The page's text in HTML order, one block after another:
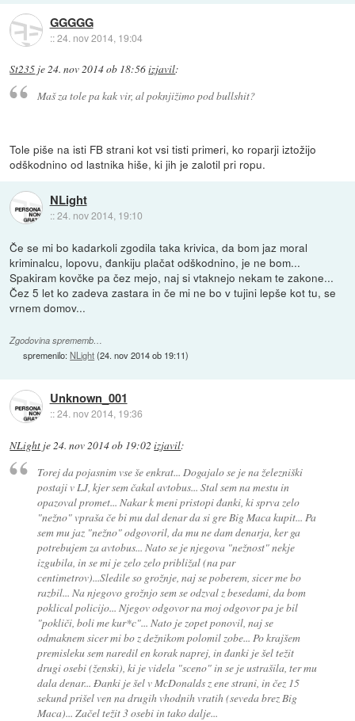
GGGGG
::24. nov 2014, 19:04
St235 je24. nov 2014 ob 18:56izjavil:
Maš za tole pa kak vir, al poknjižimo pod bullshit?
Tole piše na isti FB strani kot vsi tisti primeri, ko roparji iztožijo
odškodnino od lastnika hiše, ki jih je zalotil pri ropu.
NLight
::24. nov 2014, 19:10
Če se mi bo kadarkoli zgodila taka krivica, da bom jaz moral
kriminalcu, lopovu, đankiju plačat odškodnino, je ne bom...
Spakiram kovčke pa čez mejo, naj si vtaknejo nekam te zakone...
Čez 5 let ko zadeva zastara in če mi ne bo v tujini lepše kot tu, se
vrnem domov...
Zgodovina sprememb…
spremenilo:NLight(24. nov 2014 ob 19:11)
Unknown_001
::24. nov 2014, 19:36
NLight je24. nov 2014 ob 19:02 izjavil:
Torej da pojasnim vse še enkrat... Dogajalo se je na železniški
postaji v LJ, kjer sem čakal avtobus... Stal sem na mestu in
opazoval promet... Nakar k meni pristopi đanki, ki sprva zelo
"nežno" vpraša če bi mu dal denar da si gre Big Maca kupit... Pa
sem mu jaz "nežno" odgovoril, da mu ne dam denarja, ker ga
potrebujem za avtobus... Nato se je njegova "nežnost" nekje
izgubila, in se mi je zelo zelo približal (na par
centimetrov)...Sledile so grožnje, naj se poberem, sicer me bo
razbil... Na njegovo grožnjo sem se odzval z besedami, da bom
poklical policijo... Njegov odgovor na moj odgovor pa je bil
"pokliči, boli me kur*c"... Nato je zopet ponovil, naj se
odmaknem sicer mi bo z dežnikom polomil zobe... Po krajšem
premisleku sem naredil en korak naprej, in đanki je šel težit
drugi osebi (ženski), ki je videla "sceno" in se je ustrašila, ter mu
dala denar... Đanki je šel v McDonalds z ene strani, in čez 15
sekund prišel ven na drugih vhodnih vratih (seveda brez Big
Maca)... Začel težit 3 osebi in tako dalje...